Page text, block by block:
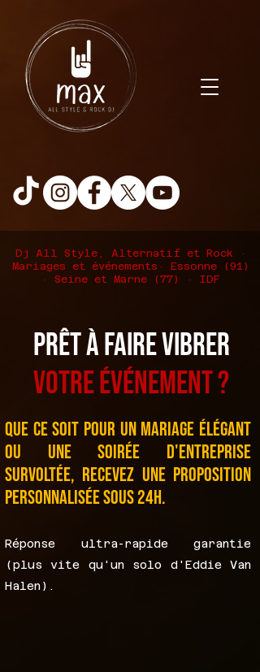
Dj All Style, Alternatif et Rock ·
Mariages et événements · Essonne (91)
· Seine et Marne (77) · IDF
Prêt à faire vibrer
votre événement ?
Que ce soit pour un mariage élégant
ou une soirée d'entreprise
survoltée, recevez une proposition
personnalisée sous 24h.
Réponse ultra-rapide garantie
(plus vite qu'un solo d'Eddie Van
Halen).